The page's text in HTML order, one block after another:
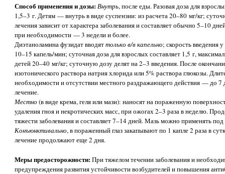
Способ применения и дозы: Внутрь, после еды. Разовая доза для
1,5–3 г. Детям — внутрь в виде суспензии: из расчета 20–80 мг/кг;
лечения зависит от характера заболевания и составляет обычно 5–10
при необходимости — 3 недели и более.
Диэтаноламина фузидат вводяттолько в/в капельно; скорость
10–15 капель/мин; суточная доза для взрослых составляет 1,5 г,
детей 20–40 мг/кг; суточную дозу делят на 2–3 введения. После
изотонического раствора натрия хлорида или 5% раствора глюкозы.
необходимости и отсутствии местного раздражающего действия — до 7
лечение.
Местно (в виде крема, геля или мази): наносят на пораженную
удаления гноя и некротических масс, при ожогах 2–3 раза в неделю.
тяжести заболевания и составляет 7–14 дней. Мазь можно применять под
Конъюнктивально, в пораженный глаз закапывают по 1 капле 2 раза в
лечение продолжают еще 2 дня.
Меры предосторожности:При тяжелом течении заболевания и
предупреждения развития устойчивости возбудителей и повышения